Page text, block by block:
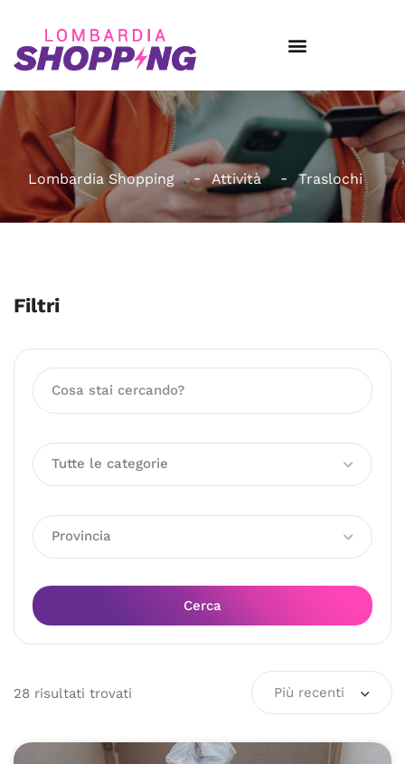
Lombardia Shopping Attività Traslochi
Filtri
Tutte le categorie
Provincia
Cerca
28 risultati trovati Più recenti